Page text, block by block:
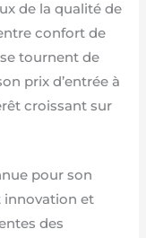
de la qualité de
confort de
tournent de
prix d’entrée à
croissant sur
pour son
innovation et
des